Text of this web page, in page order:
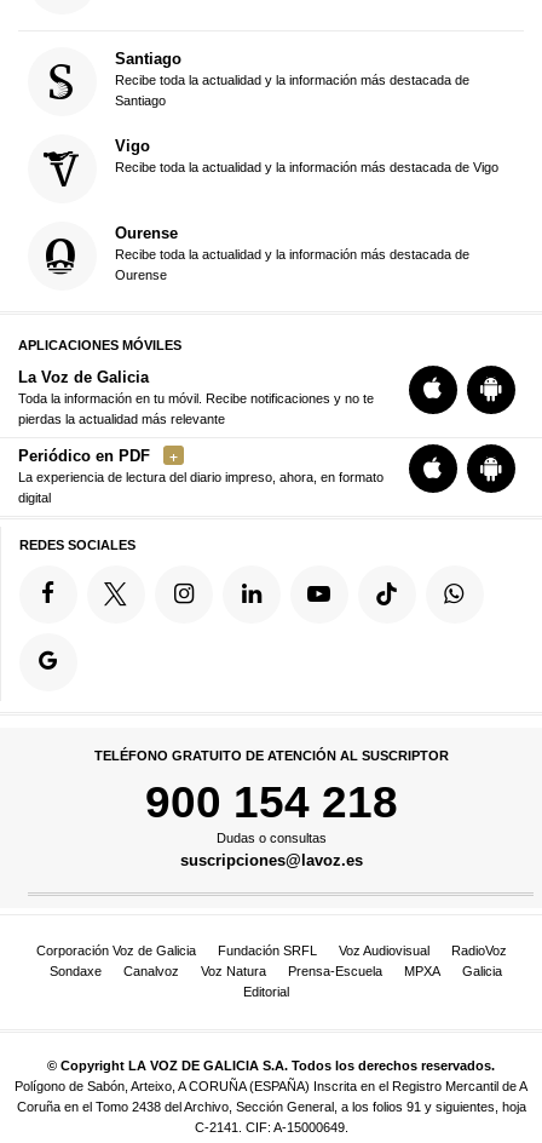
Santiago
Recibe toda la actualidad y la información más destacada de
Santiago
Vigo
Recibe toda la actualidad y la información más destacada de Vigo
Ourense
Recibe toda la actualidad y la información más destacada de
Ourense
APLICACIONES MÓVILES
La Voz de Galicia
Toda la información en tu móvil. Recibe notificaciones y no te
pierdas la actualidad más relevante
Periódico en PDF
La experiencia de lectura del diario impreso, ahora, en formato
digital
REDES SOCIALES
TELÉFONO GRATUITO DE ATENCIÓN AL SUSCRIPTOR
900 154 218
Dudas o consultas
suscripciones@lavoz.es
Corporación Voz de Galicia Fundación SRFL Voz Audiovisual
RadioVoz
Sondaxe
Canalvoz Voz Natura Prensa-Escuela MPXA
Galicia
Editorial
© Copyright LA VOZ DE GALICIA S.A. Todos los derechos reservados.
Polígono de Sabón, Arteixo, A CORUÑA (ESPAÑA) Inscrita en el Registro Mercantil de A
Coruña en el Tomo 2438 del Archivo, Sección General, a los folios 91 y siguientes, hoja
C-2141. CIF: A-15000649.